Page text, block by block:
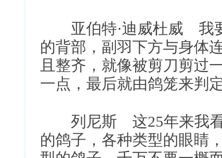
亚伯特·迪威杜威 我要
的背部，副羽下方与身体
且整齐，就像被剪刀剪过
一点，最后就由鸽笼来判
列尼斯 这25年来我看
的鸽子，各种类型的眼睛